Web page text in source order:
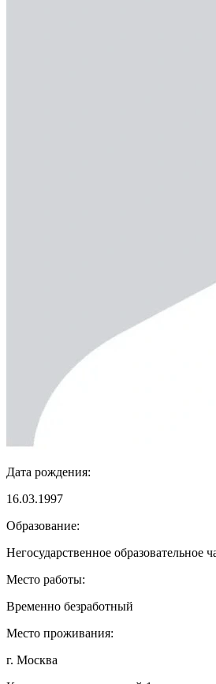
Дата рождения:
16.03.1997
Образование:
Негосударственное
Место работы:
Временно безработный
Место проживания:
г. Москва